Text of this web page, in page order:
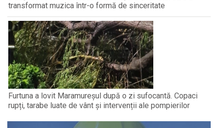
transformat muzica într-o formă de sinceritate
Furtuna a lovit Maramureșul după o zi sufocantă. Copaci
rupți, tarabe luate de vânt și intervenții ale pompierilor